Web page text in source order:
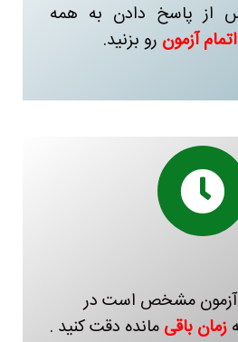
از پاسخ دادن به همه
اتمام آزمون رو بزنید.
مشخص است در
زمان باقی مانده دقت کنید .